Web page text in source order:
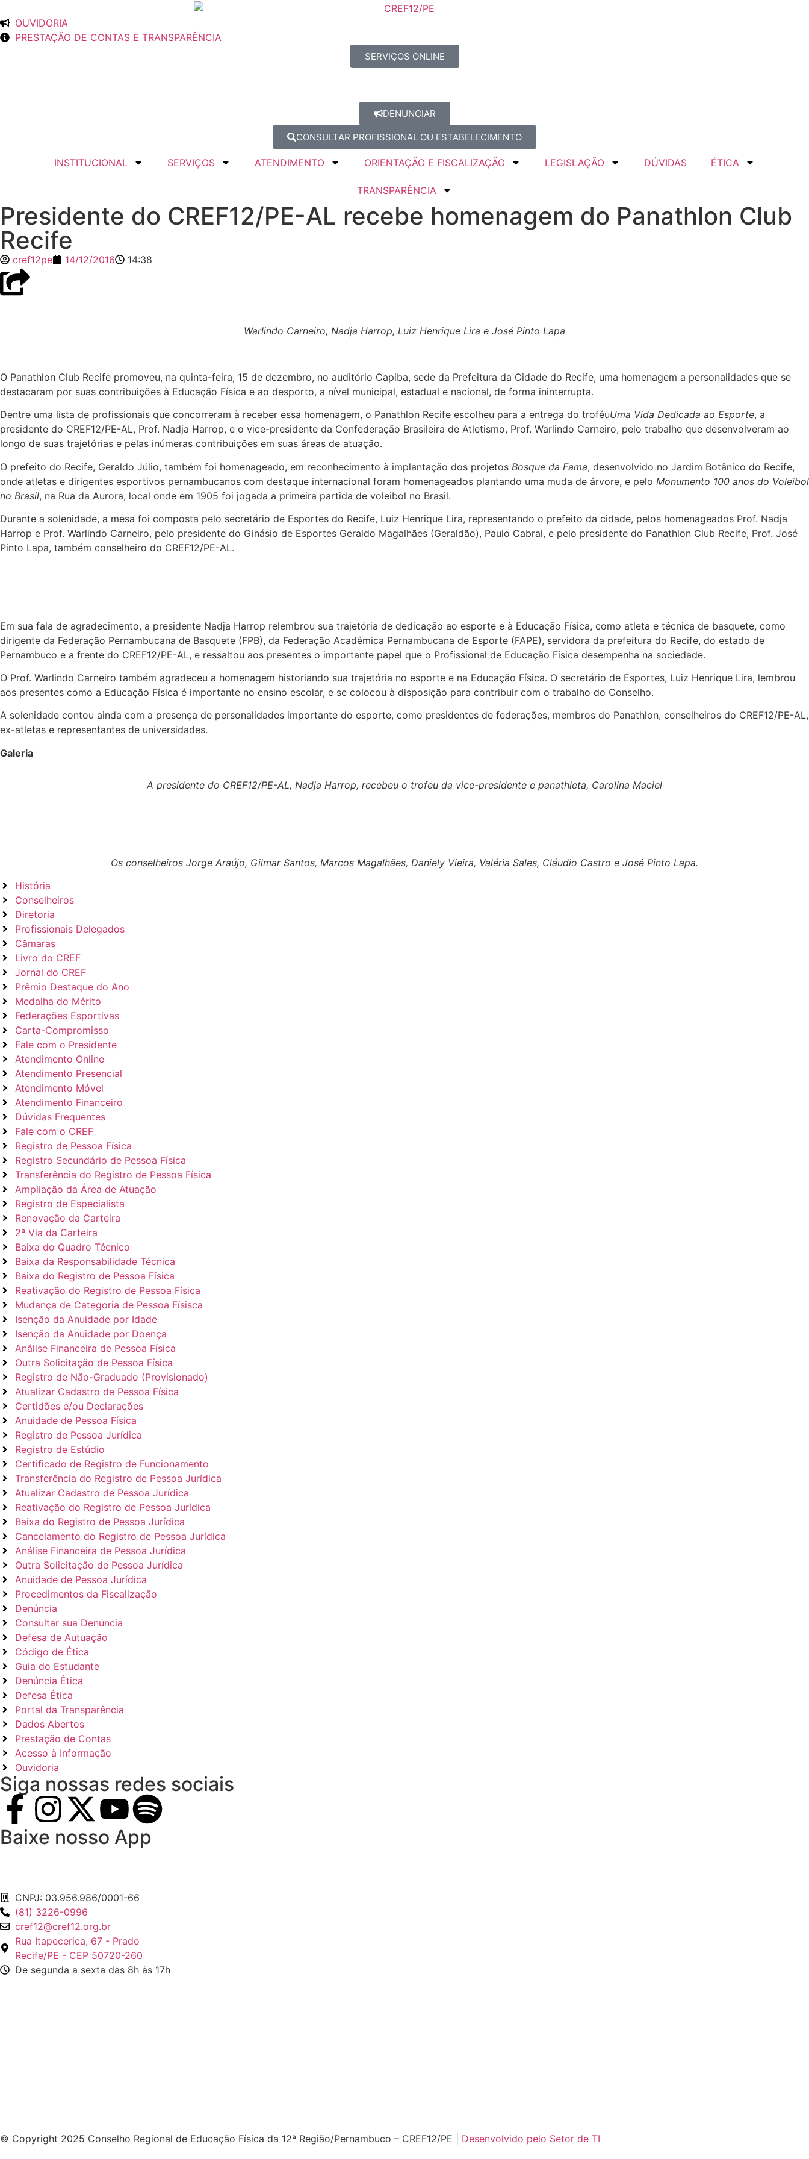
OUVIDORIA
PRESTAÇÃO DE CONTAS E TRANSPARÊNCIA
SERVIÇOS ONLINE
DENUNCIAR
CONSULTAR PROFISSIONAL OU ESTABELECIMENTO
INSTITUCIONAL SERVIÇOS ATENDIMENTO ORIENTAÇÃO E FISCALIZAÇÃO LEGISLAÇÃO DÚVIDAS ÉTICA
TRANSPARÊNCIA
Presidente do CREF12/PE-AL recebe homenagem do Panathlon Club
Recife
cref12pe 14/12/2016 14:38
Warlindo Carneiro, Nadja Harrop, Luiz Henrique Lira e José Pinto Lapa
O Panathlon Club Recife promoveu, na quinta-feira, 15 de dezembro, no auditório Capiba, sede da Prefeitura da Cidade do Recife, uma homenagem a personalidades que se
destacaram por suas contribuições à Educação Física e ao desporto, a nível municipal, estadual e nacional, de forma ininterrupta.
Dentre uma lista de profissionais que concorreram à receber essa homenagem, o Panathlon Recife escolheu para a entrega do troféuUma Vida Dedicada ao Esporte, a
presidente do CREF12/PE-AL, Prof. Nadja Harrop, e o vice-presidente da Confederação Brasileira de Atletismo, Prof. Warlindo Carneiro, pelo trabalho que desenvolveram ao
longo de suas trajetórias e pelas inúmeras contribuições em suas áreas de atuação.
O prefeito do Recife, Geraldo Júlio, também foi homenageado, em reconhecimento à implantação dos projetos Bosque da Fama, desenvolvido no Jardim Botânico do Recife,
onde atletas e dirigentes esportivos pernambucanos com destaque internacional foram homenageados plantando uma muda de árvore, e pelo Monumento 100 anos do Voleibol
no Brasil, na Rua da Aurora, local onde em 1905 foi jogada a primeira partida de voleibol no Brasil.
Durante a solenidade, a mesa foi composta pelo secretário de Esportes do Recife, Luiz Henrique Lira, representando o prefeito da cidade, pelos homenageados Prof. Nadja
Harrop e Prof. Warlindo Carneiro, pelo presidente do Ginásio de Esportes Geraldo Magalhães (Geraldão), Paulo Cabral, e pelo presidente do Panathlon Club Recife, Prof. José
Pinto Lapa, também conselheiro do CREF12/PE-AL.
Em sua fala de agradecimento, a presidente Nadja Harrop relembrou sua trajetória de dedicação ao esporte e à Educação Física, como atleta e técnica de basquete, como
dirigente da Federação Pernambucana de Basquete (FPB), da Federação Acadêmica Pernambucana de Esporte (FAPE), servidora da prefeitura do Recife, do estado de
Pernambuco e a frente do CREF12/PE-AL, e ressaltou aos presentes o importante papel que o Profissional de Educação Física desempenha na sociedade.
O Prof. Warlindo Carneiro também agradeceu a homenagem historiando sua trajetória no esporte e na Educação Física. O secretário de Esportes, Luiz Henrique Lira, lembrou
aos presentes como a Educação Física é importante no ensino escolar, e se colocou à disposição para contribuir com o trabalho do Conselho.
A solenidade contou ainda com a presença de personalidades importante do esporte, como presidentes de federações, membros do Panathlon, conselheiros do CREF12/PE-AL,
ex-atletas e representantes de universidades.
Galeria
A presidente do CREF12/PE-AL, Nadja Harrop, recebeu o trofeu da vice-presidente e panathleta, Carolina Maciel
Os conselheiros Jorge Araújo, Gilmar Santos, Marcos Magalhães, Daniely Vieira, Valéria Sales, Cláudio Castro e José Pinto Lapa.
História
Conselheiros
Diretoria
Profissionais Delegados
Câmaras
Livro do CREF
Jornal do CREF
Prêmio Destaque do Ano
Medalha do Mérito
Federações Esportivas
Carta-Compromisso
Fale com o Presidente
Atendimento Online
Atendimento Presencial
Atendimento Móvel
Atendimento Financeiro
Dúvidas Frequentes
Fale com o CREF
Registro de Pessoa Física
Registro Secundário de Pessoa Física
Transferência do Registro de Pessoa Física
Ampliação da Área de Atuação
Registro de Especialista
Renovação da Carteira
2ª Via da Carteira
Baixa do Quadro Técnico
Baixa da Responsabilidade Técnica
Baixa do Registro de Pessoa Física
Reativação do Registro de Pessoa Física
Mudança de Categoria de Pessoa Físisca
Isenção da Anuidade por Idade
Isenção da Anuidade por Doença
Análise Financeira de Pessoa Física
Outra Solicitação de Pessoa Física
Registro de Não-Graduado (Provisionado)
Atualizar Cadastro de Pessoa Física
Certidões e/ou Declarações
Anuidade de Pessoa Física
Registro de Pessoa Jurídica
Registro de Estúdio
Certificado de Registro de Funcionamento
Transferência do Registro de Pessoa Jurídica
Atualizar Cadastro de Pessoa Jurídica
Reativação do Registro de Pessoa Jurídica
Baixa do Registro de Pessoa Jurídica
Cancelamento do Registro de Pessoa Jurídica
Análise Financeira de Pessoa Jurídica
Outra Solicitação de Pessoa Jurídica
Anuidade de Pessoa Jurídica
Procedimentos da Fiscalização
Denúncia
Consultar sua Denúncia
Defesa de Autuação
Código de Ética
Guia do Estudante
Denúncia Ética
Defesa Ética
Portal da Transparência
Dados Abertos
Prestação de Contas
Acesso à Informação
Ouvidoria
Siga nossas redes sociais
Baixe nosso App
CNPJ: 03.956.986/0001-66
(81) 3226-0996
cref12@cref12.org.br
Rua Itapecerica, 67 - Prado
Recife/PE - CEP 50720-260
De segunda a sexta das 8h às 17h
© Copyright 2025 Conselho Regional de Educação Física da 12ª Região/Pernambuco – CREF12/PE | Desenvolvido pelo Setor de TI